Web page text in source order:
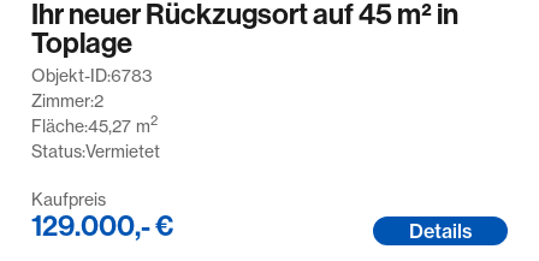
Ihr neuer Rückzugsort auf 45 m² in
Toplage
Objekt-ID:6783
Zimmer:2
Fläche:45,27 m2
Status:Vermietet
Kaufpreis
129.000,- € Details